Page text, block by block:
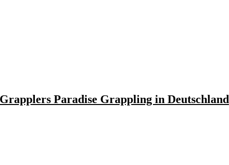
Paradise Grappling in Deutschland